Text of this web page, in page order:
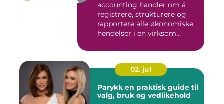
accounting handler om å
registrere, strukturere og
rapportere alle økonomiske
hendelser i en virksom...
02. jul
Parykk en praktisk guide til
valg, bruk og vedlikehold